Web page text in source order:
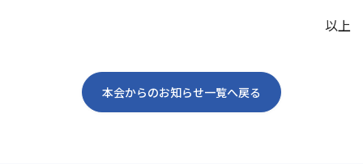
以上
本会からのお知らせ一覧へ戻る